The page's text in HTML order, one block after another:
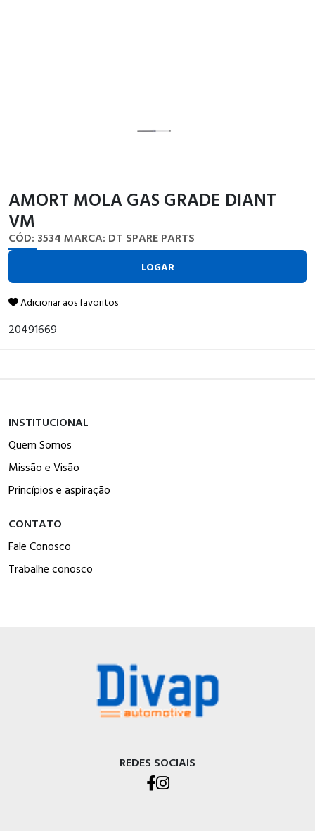
AMORT MOLA GAS GRADE DIANT
VM
CÓD: 3534 MARCA: DT SPARE PARTS
LOGAR
Adicionar aos favoritos
20491669
INSTITUCIONAL
Quem Somos
Missão e Visão
Princípios e aspiração
CONTATO
Fale Conosco
Trabalhe conosco
REDES SOCIAIS